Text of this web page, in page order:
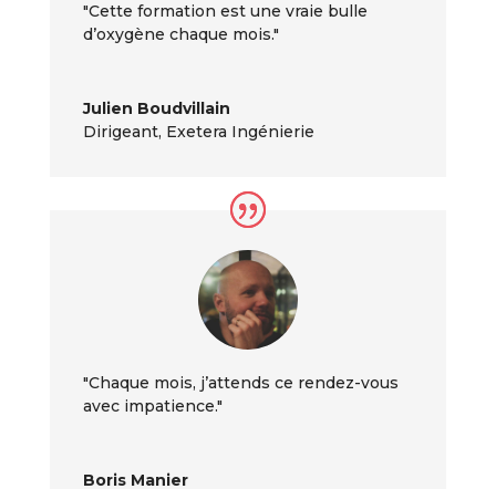
"Cette formation est une vraie bulle
d’oxygène chaque mois."
Julien Boudvillain
Dirigeant, Exetera Ingénierie
"Chaque mois, j’attends ce rendez-vous
avec impatience."
Boris Manier